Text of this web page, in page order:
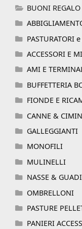
BUONI REGALO
PASTURATORI
ACCESSORI E
AMI E
BUFFETTERIA
FIONDE E
CANNE &
GALLEGGIANTI
MONOFILI
MULINELLI
NASSE &
OMBRELLONI
PASTURE
PANIERI